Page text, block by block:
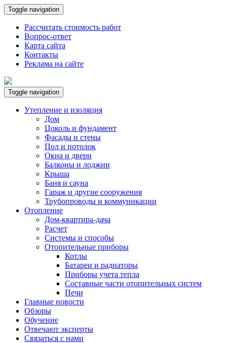
Toggle navigation
Рассчитать стоимость работ
Вопрос-ответ
Карта сайта
Контакты
Реклама на сайте
Toggle navigation
Утепление и изоляция
Дом
Цоколь и фундамент
Фасады и стены
Пол и потолок
Окна и двери
Балконы и лоджии
Крыша
Баня и сауна
Гараж и другие сооружения
Трубопроводы и коммуникации
Отопление
Дом-квартира-дача
Расчет
Системы и способы
Отопительные приборы
Котлы
Батареи и радиаторы
Приборы учета тепла
Составные части отопительных систем
Печи
Главные новости
Обзоры
Обучение
Отвечают эксперты
Связаться с нами